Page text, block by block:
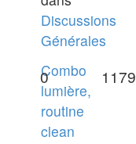
Discussions
Générales
Combo
lumière,
routine
clean
0 1179